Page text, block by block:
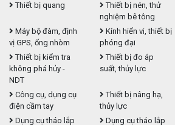
Thiết bị quang
Thiết bị nén, thử
nghiệm bê tông
Máy bộ đàm, định
vị GPS, ống nhòm
Kính hiển vi, thiết bị
phóng đại
Thiết bị kiểm tra
không phá hủy -
NDT
Thiết bị đo áp
suất, thủy lực
Công cụ, dụng cụ
điện cầm tay
Thiết bị nâng hạ,
thủy lực
Dụng cụ tháo lắp
Dụng cụ tháo lắp